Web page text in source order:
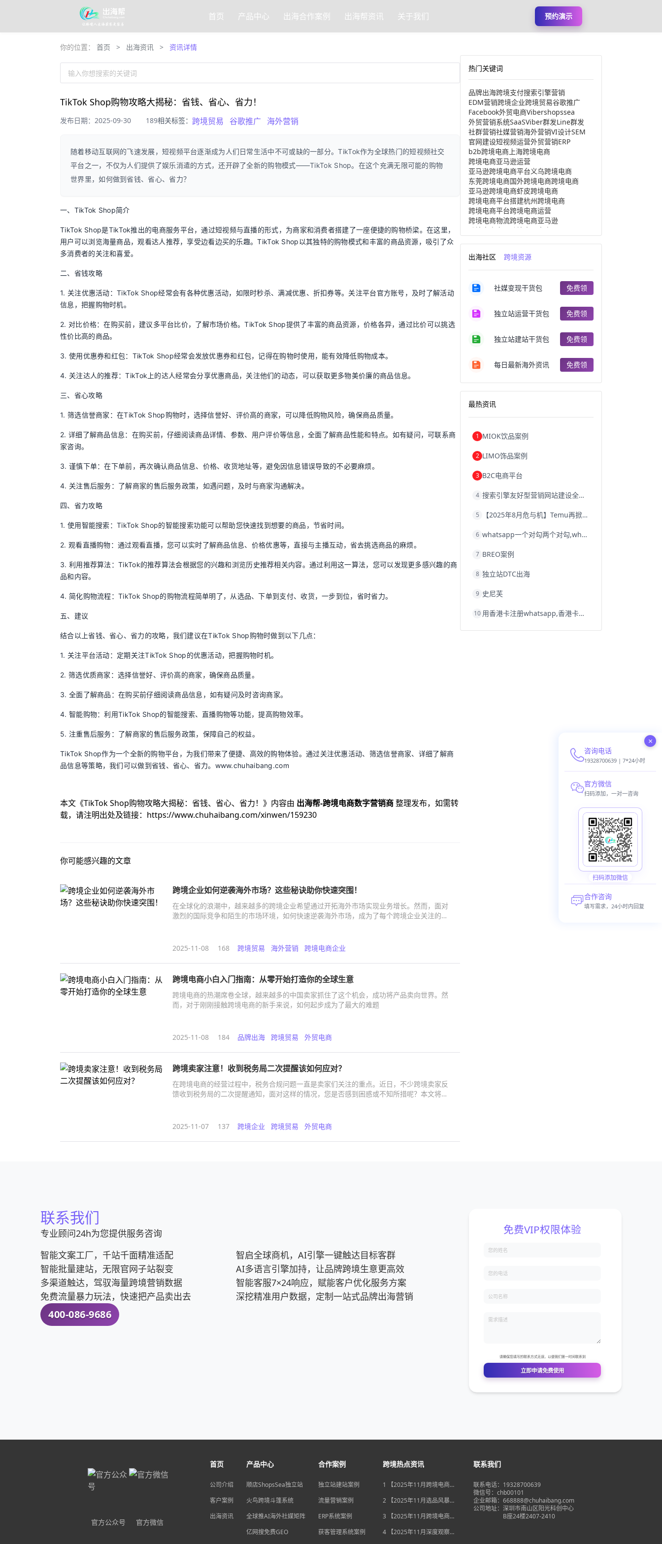
首页 产品中心 出海合作案例 出海帮资讯 关于我们 预约演示
你的位置： 首页 > 出海资讯 > 资讯详情
输入你想搜索的关键词
TikTok Shop购物攻略大揭秘：省钱、省心、省力！
发布日期：2025-09-30 189相关标签： 跨境贸易 谷歌推广 海外营销
随着移动互联网的飞速发展，短视频平台逐渐成为人们日常生活中不可或缺的一部分。TikTok作为全球热门的短视频社交
平台之一，不仅为人们提供了娱乐消遣的方式，还开辟了全新的购物模式——TikTok Shop。在这个充满无限可能的购物
世界里，如何做到省钱、省心、省力？
一、TikTok Shop简介
TikTok Shop是TikTok推出的电商服务平台，通过短视频与直播的形式，为商家和消费者搭建了一座便捷的购物桥梁。在这里，
用户可以浏览海量商品，观看达人推荐，享受边看边买的乐趣。TikTok Shop以其独特的购物模式和丰富的商品资源，吸引了众
多消费者的关注和喜爱。
二、省钱攻略
1. 关注优惠活动：TikTok Shop经常会有各种优惠活动，如限时秒杀、满减优惠、折扣券等。关注平台官方账号，及时了解活动
信息，把握购物时机。
2. 对比价格：在购买前，建议多平台比价，了解市场价格。TikTok Shop提供了丰富的商品资源，价格各异，通过比价可以挑选
性价比高的商品。
3. 使用优惠券和红包：TikTok Shop经常会发放优惠券和红包，记得在购物时使用，能有效降低购物成本。
4. 关注达人的推荐：TikTok上的达人经常会分享优惠商品，关注他们的动态，可以获取更多物美价廉的商品信息。
三、省心攻略
1. 筛选信誉商家：在TikTok Shop购物时，选择信誉好、评价高的商家，可以降低购物风险，确保商品质量。
2. 详细了解商品信息：在购买前，仔细阅读商品详情、参数、用户评价等信息，全面了解商品性能和特点。如有疑问，可联系商
家咨询。
3. 谨慎下单：在下单前，再次确认商品信息、价格、收货地址等，避免因信息错误导致的不必要麻烦。
4. 关注售后服务：了解商家的售后服务政策，如遇问题，及时与商家沟通解决。
四、省力攻略
1. 使用智能搜索：TikTok Shop的智能搜索功能可以帮助您快速找到想要的商品，节省时间。
2. 观看直播购物：通过观看直播，您可以实时了解商品信息、价格优惠等，直接与主播互动，省去挑选商品的麻烦。
3. 利用推荐算法：TikTok的推荐算法会根据您的兴趣和浏览历史推荐相关内容。通过利用这一算法，您可以发现更多感兴趣的商
品和内容。
4. 简化购物流程：TikTok Shop的购物流程简单明了，从选品、下单到支付、收货，一步到位，省时省力。
五、建议
结合以上省钱、省心、省力的攻略，我们建议在TikTok Shop购物时做到以下几点：
1. 关注平台活动：定期关注TikTok Shop的优惠活动，把握购物时机。
2. 筛选优质商家：选择信誉好、评价高的商家，确保商品质量。
3. 全面了解商品：在购买前仔细阅读商品信息，如有疑问及时咨询商家。
4. 智能购物：利用TikTok Shop的智能搜索、直播购物等功能，提高购物效率。
5. 注重售后服务：了解商家的售后服务政策，保障自己的权益。
TikTok Shop作为一个全新的购物平台，为我们带来了便捷、高效的购物体验。通过关注优惠活动、筛选信誉商家、详细了解商
品信息等策略，我们可以做到省钱、省心、省力。www.chuhaibang.com
本文《TikTok Shop购物攻略大揭秘：省钱、省心、省力！ 》内容由 出海帮-跨境电商数字营销商整理发布，如需转
载，请注明出处及链接： https://www.chuhaibang.com/xinwen/159230
你可能感兴趣的文章
跨境企业如何逆袭海外市场？这些秘诀助你快速突围！
在全球化的浪潮中，越来越多的跨境企业希望通过开拓海外市场实现业务增长。然而，面对
激烈的国际竞争和陌生的市场环境，如何快速逆袭海外市场，成为了每个跨境企业关注的焦
2025-11-08 168 跨境贸易 海外营销 跨境电商企业
跨境电商小白入门指南：从零开始打造你的全球生意
跨境电商的热潮席卷全球，越来越多的中国卖家抓住了这个机会，成功将产品卖向世界。然
而，对于刚刚接触跨境电商的新手来说，如何起步成为了最大的难题
2025-11-08 184 品牌出海 跨境贸易 外贸电商
跨境卖家注意！收到税务局二次提醒该如何应对？
在跨境电商的经营过程中，税务合规问题一直是卖家们关注的重点。近日，不少跨境卖家反
馈收到税务局的二次提醒通知，面对这样的情况，您是否感到困惑或不知所措呢？本文将为
2025-11-07
137 跨境企业 跨境贸易 外贸电商
热门关键词
品牌出海跨境支付搜索引擎营销
EDM营销跨境企业跨境贸易谷歌推广
Facebook外贸电商Vibershopssea
外贸营销系统SaaSViber群发Line群发
社群营销社媒营销海外营销VI设计SEM
官网建设短视频运营外贸营销ERP
b2b跨境电商 上海跨境电商
跨境电商亚马逊运营
亚马逊跨境电商平台义乌跨境电商
东莞跨境电商国外跨境电商跨境电商
亚马逊跨境电商虾皮跨境电商
跨境电商平台搭建杭州跨境电商
跨境电商平台跨境电商运营
跨境电商物流跨境电商亚马逊
跨境电商产品
跨境出口电商
跨境电商分析进口跨境电商
跨境电商服务广州跨境电商
跨境电商注册跨境电商开店
跨境电商商品个人跨境电商
跨境电商案例国内跨境电商
郑州跨境电商跨境电商趋势
阿里跨境电商
跨境电商费用美国跨境电商
跨境电商教程
独立站跨境电商跨境电商独立站
跨境电商erp西安跨境电商
沈阳跨境电商跨境电商服务平台
跨境电商网店跨境电商物流模式
跨境电商结算浙江跨境电商
跨境电商优势跨境电商的优势seo运营
whatsapp群发
出海社区 跨境资源
社媒变现干货包 免费领
独立站运营干货包 免费领
独立站建站干货包 免费领
每日最新海外资讯 免费领
最热资讯
1 MIOK饮品案例
2 LIMO饰品案例
3 B2C电商平台
4 搜索引擎友好型营销网站建设全攻略
5 【2025年8月危与机】Temu再掀封店风暴，独立站才是跨境卖家的避险通道
6 whatsapp一个对勾两个对勾,whatsapp对勾代表什么意思
7 BREO案例
8 独立站DTC出海
9 史尼芙
10 用香港卡注册whatsapp,香港卡不能注册whatsapp
联系我们
专业顾问24h为您提供服务咨询
智能文案工厂，千站千面精准适配
智能批量建站，无限官网子站裂变
多渠道触达，驾驭海量跨境营销数据
免费流量暴力玩法，快速把产品卖出去
400-086-9686
智启全球商机，AI引擎一键触达目标客群
AI多语言引擎加持，让品牌跨境生意更高效
智能客服7×24响应，赋能客户优化服务方案
深挖精准用户数据，定制一站式品牌出海营销
官方公众号 官方微信
首页
公司介绍
客户案例
出海资讯
产品中心
顺店ShopsSea独立站
火鸟跨境斗篷系统
全球推AI海外社媒矩阵
亿网搜免费GEO
合作案例
独立站建站案例
流量营销案例
ERP系统案例
获客管理系统案例
跨境热点资讯
1 【2025年11月跨境电商大
独立站流量自主权如何突
2 【2025年11月选品风暴】
后，跨境电商如何抢占数字
3 【2025年11月跨境电商新
宽，独立站卖家如何借势突
4 【2025年11月深度观察】
联系我们
联系电话：19328700639
微信号：chb00101
企业邮箱：668888@chuhaibang.com
公司地址： 深圳市南山区阳光科创中心
B座24楼2407-2410
×
咨询电话
19328700639 | 7*24小时
官方微信
扫码添加，一对一咨询
扫码添加微信
合作咨询
填写需求，24小时内回复